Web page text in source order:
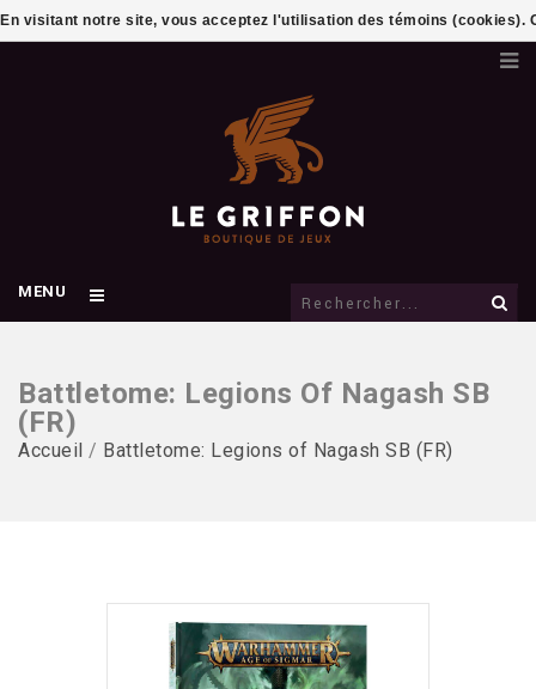
MENU
Battletome: Legions Of Nagash SB
(FR)
Accueil / Battletome: Legions of Nagash SB (FR)
En visitant notre site, vous acceptez l'utilisation des témoins